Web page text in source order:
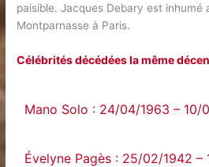
paisible. Jacques Debary est inhumé
Montparnasse à Paris.
Célébrités décédées la même
Mano Solo : 24/04/1963 – 10/
Évelyne Pagès : 25/02/1942 –